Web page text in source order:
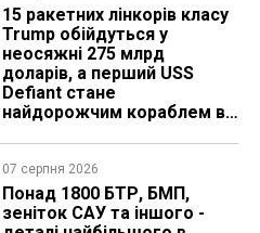
15 ракетних лінкорів класу
Trump обійдуться у
неосяжні 275 млрд
доларів, а перший USS
Defiant стане
найдорожчим кораблем в
07 серпня 2026
Понад 1800 БТР, БМП,
зеніток САУ та іншого -